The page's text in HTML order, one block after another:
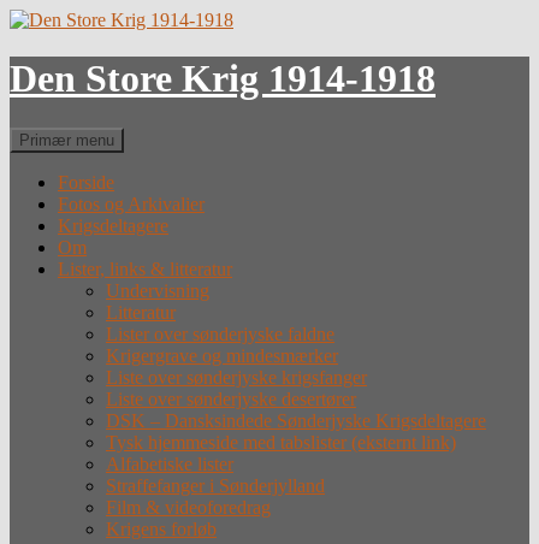
Hop
indhold
Den Store Krig 1914-1918
Søg
Primær menu
Forside
Fotos og Arkivalier
Krigsdeltagere
Om
Lister, links & litteratur
Undervisning
Litteratur
Lister over sønderjyske faldne
Krigergrave og mindesmærker
Liste over sønderjyske krigsfanger
Liste over sønderjyske desertører
DSK – Dansksindede Sønderjyske Krigsdeltagere
Tysk hjemmeside med tabslister (eksternt link)
Alfabetiske lister
Straffefanger i Sønderjylland
Film & videoforedrag
Krigens forløb